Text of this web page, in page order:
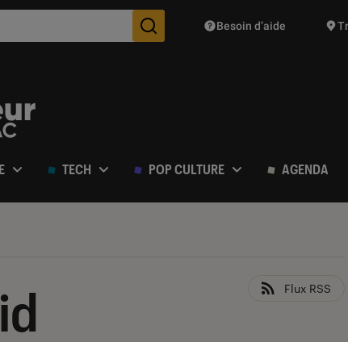
Des suggestions de produits
Besoin d’aide
TECH POP CULTURE AGENDA
Flux RSS